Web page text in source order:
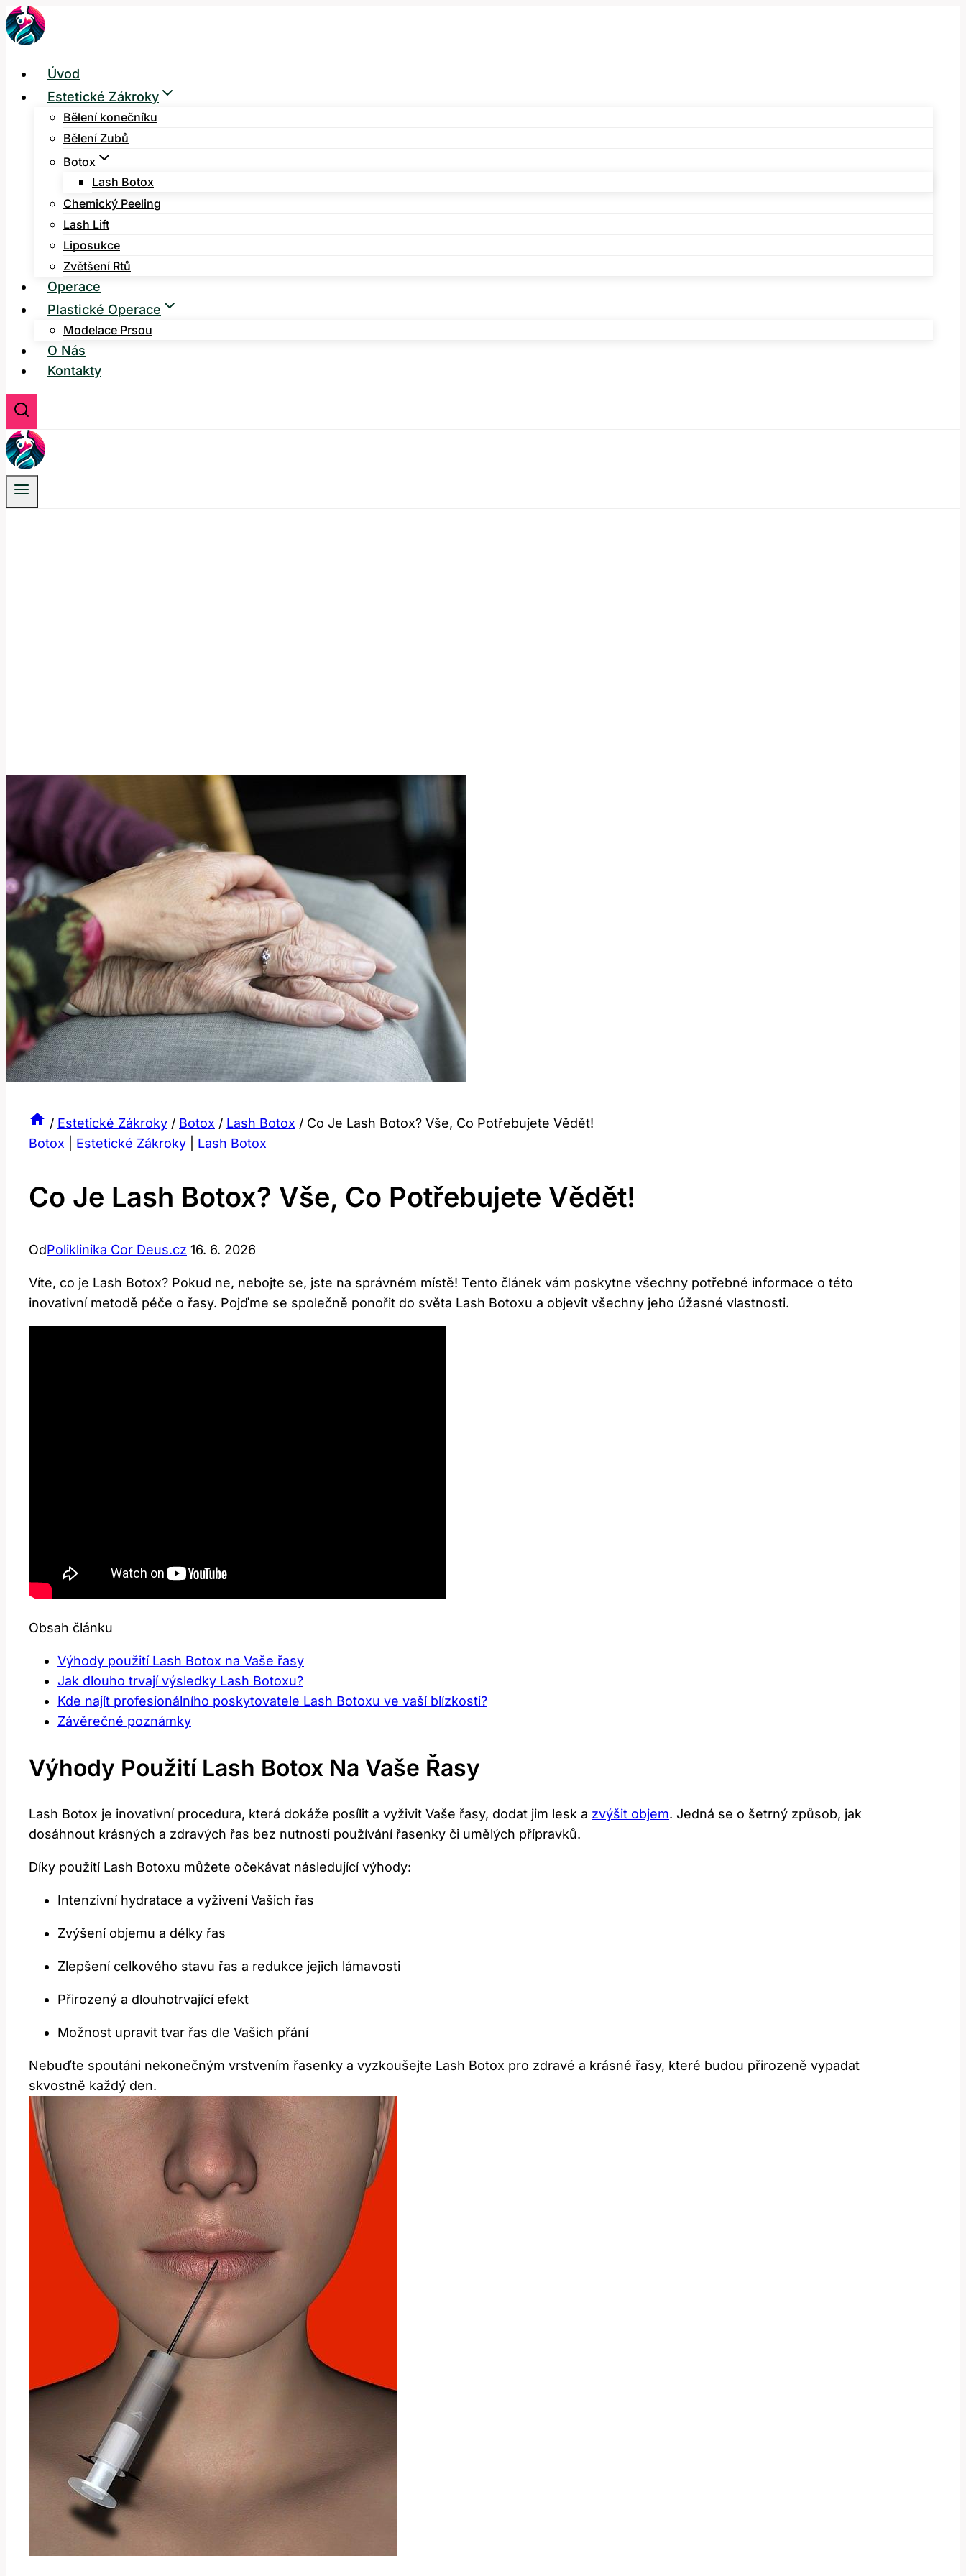
Přeskočit
na
Úvod
Estetické Zákroky
Bělení konečníku
Bělení Zubů
Botox
Lash Botox
Chemický Peeling
Lash Lift
Liposukce
Zvětšení Rtů
Operace
Plastické Operace
Modelace Prsou
O Nás
Kontakty
/ Estetické Zákroky / Botox / Lash Botox / Co Je Lash Botox? Vše, Co Potřebujete Vědět!
Botox
Estetické Zákroky Lash Botox
Co Je Lash Botox? Vše, Co Potřebujete Vědět!
OdPoliklinika Cor Deus.cz 16. 6. 2026
Víte, co je Lash Botox? Pokud ne, nebojte se, jste na správném místě! Tento článek vám poskytne všechny potřebné informace o této
inovativní metodě péče o řasy. Pojďme se společně ponořit do světa Lash Botoxu a objevit všechny jeho úžasné vlastnosti.
Obsah článku
Výhody použití Lash Botox na Vaše řasy
Jak dlouho trvají výsledky Lash Botoxu?
Kde najít profesionálního poskytovatele Lash Botoxu ve vaší blízkosti?
Závěrečné poznámky
Výhody Použití Lash Botox Na Vaše Řasy
Lash Botox je inovativní procedura, která dokáže posílit a vyživit Vaše řasy, dodat jim lesk a zvýšit objem. Jedná se o šetrný způsob, jak
dosáhnout krásných a zdravých řas bez nutnosti používání řasenky či umělých přípravků.
Díky použití Lash Botoxu můžete očekávat následující výhody:
Intenzivní hydratace a vyživení Vašich řas
Zvýšení objemu a délky řas
Zlepšení celkového stavu řas a redukce jejich lámavosti
Přirozený a dlouhotrvající efekt
Možnost upravit tvar řas dle Vašich přání
Nebuďte spoutáni nekonečným vrstvením řasenky a vyzkoušejte Lash Botox pro zdravé a krásné řasy, které budou přirozeně vypadat
skvostně každý den.